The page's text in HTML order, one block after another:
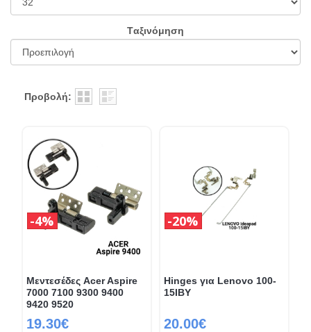
Tαξινόμηση
Προβολή:
Μεντεσέδες Acer Aspire
7000 7100 9300 9400
9420 9520
19.30€
4%
Hinges για Lenovo 100-
15IBY
20.00€
20%